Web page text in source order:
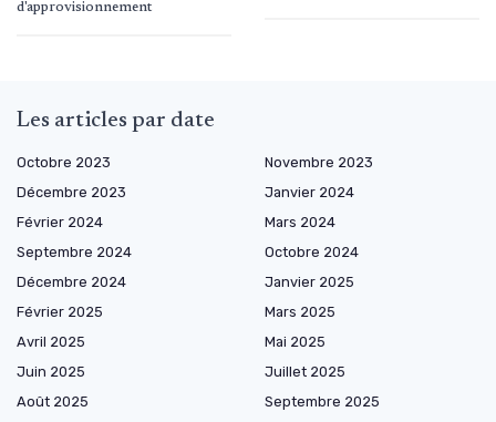
d'approvisionnement
Les articles par date
Octobre 2023
Novembre 2023
Décembre 2023
Janvier 2024
Février 2024
Mars 2024
Septembre 2024
Octobre 2024
Décembre 2024
Janvier 2025
Février 2025
Mars 2025
Avril 2025
Mai 2025
Juin 2025
Juillet 2025
Août 2025
Septembre 2025